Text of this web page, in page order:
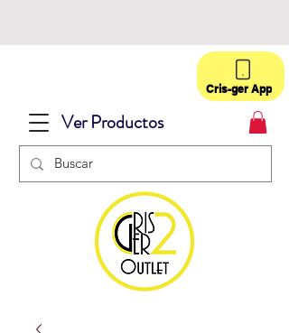
Ver Productos
Cris-ger App